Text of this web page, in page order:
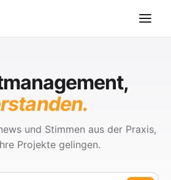
und Stimmen aus der Praxis,
Projekte gelingen.